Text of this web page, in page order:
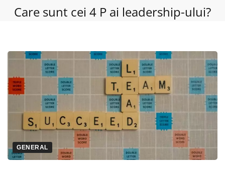
Care sunt cei 4 P ai leadership-ului?
GENERAL